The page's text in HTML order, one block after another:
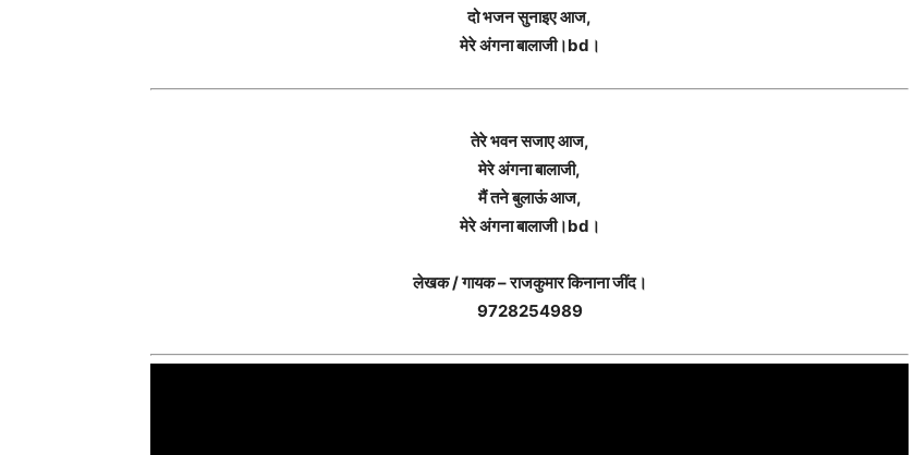
दो भजन सुनाइए आज,
मेरे अंगना बालाजी।bd।
तेरे भवन सजाए आज,
मेरे अंगना बालाजी,
मैं तने बुलाऊं आज,
मेरे अंगना बालाजी।bd।
लेखक / गायक – राजकुमार किनाना जींद।
9728254989